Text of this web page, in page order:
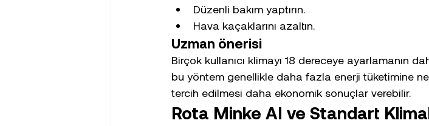
Düzenli bakım yaptırın.
Hava kaçaklarını azaltın.
Uzman önerisi
Birçok kullanıcı klimayı 18 dereceye ayarlamanın
bu yöntem genellikle daha fazla enerji tüketimine
tercih edilmesi daha ekonomik sonuçlar verebilir.
Rota Minke AI ve Standart